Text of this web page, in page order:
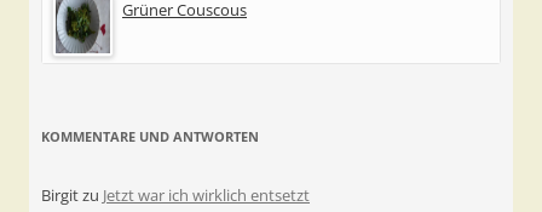
Grüner Couscous
KOMMENTARE UND ANTWORTEN
Birgitzu Jetzt war ich wirklich entsetzt